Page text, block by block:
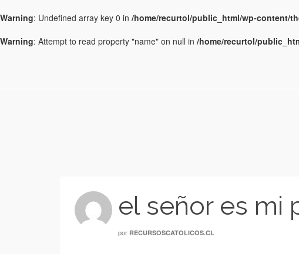
Warning: Undefined array key 0 in /home/recurtol/public_html/wp-content/
Warning: Attempt to read property "name" on null in /home/recurtol/
el señor es mi
por RECURSOSCATOLICOS.CL